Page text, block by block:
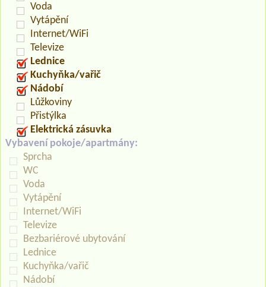
Voda
Vytápění
Internet/WiFi
Televize
Lednice
Kuchyňka/vařič
Nádobí
Lůžkoviny
Přistýlka
Elektrická zásuvka
Vybavení pokoje/apartmány:
Sprcha
WC
Voda
Vytápění
Internet/WiFi
Televize
Bezbariérové ubytování
Lednice
Kuchyňka/vařič
Nádobí